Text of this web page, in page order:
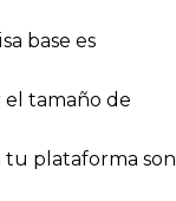
base es
tamaño de
tu plataforma son